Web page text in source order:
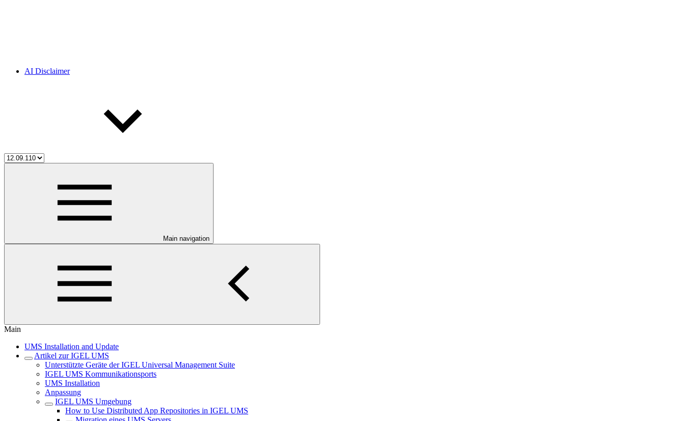
AI Disclaimer
Main navigation
Main
UMS Installation and Update
Artikel zur IGEL UMS
Unterstützte Geräte der IGEL Universal Management Suite
IGEL UMS Kommunikationsports
UMS Installation
Anpassung
IGEL UMS Umgebung
How to Use Distributed App Repositories in IGEL UMS